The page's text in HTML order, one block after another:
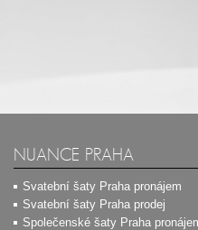
NUANCE PRAHA
Svatební šaty Praha pronájem
Svatební šaty Praha prodej
Společenské šaty Praha